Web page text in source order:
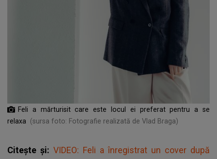
Feli a mărturisit care este locul ei preferat pentru a se
relaxa
(sursa foto: Fotografie realizată de Vlad Braga)
Citește și: VIDEO: Feli a înregistrat un cover după